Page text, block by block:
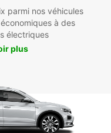
parmi nos véhicules
à des
électriques
plus